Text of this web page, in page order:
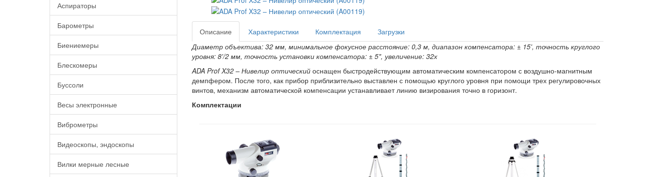
Аспираторы
Барометры
Биениемеры
Блескомеры
Буссоли
Весы электронные
Виброметры
Видеоскопы, эндоскопы
Вилки мерные лесные
Описание Характеристики Комплектация
Загрузки
Диаметр объектива: 32 мм, минимальное фокусное расстояние: 0,3 м, диапазон компенсатора: ± 15', точность круглого
уровня: 8'/2 мм, точность установки компенсатора: ± 5", увеличение: 32х
ADA Prof X32 – Нивелир оптическийоснащен быстродействующим автоматическим компенсатором с воздушно-магнитным
демпфером. После того, как прибор приблизительно выставлен с помощью круглого уровня при помощи трех регулировочных
винтов, механизм автоматической компенсации устанавливает линию визирования точно в горизонт.
Комплектации